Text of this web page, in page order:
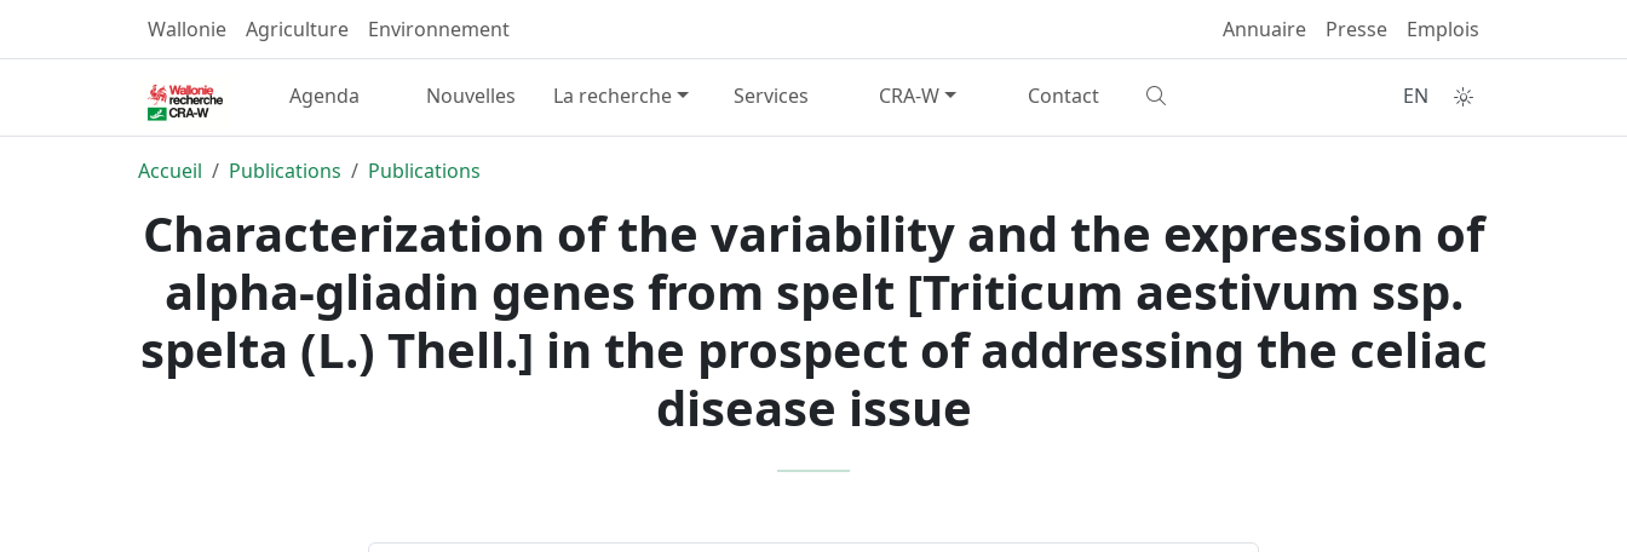
Wallonie Agriculture Environnement Annuaire Presse Emplois
Agenda Nouvelles La recherche Services CRA-W Contact EN
Accueil Publications Publications
Characterization of the variability and the expression of
alpha-gliadin genes from spelt [Triticum aestivum ssp.
spelta (L.) Thell.] in the prospect of addressing the celiac
disease issue